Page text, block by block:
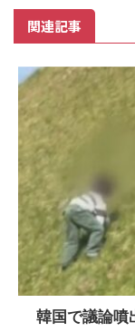
関連記事
韓国で議論噴